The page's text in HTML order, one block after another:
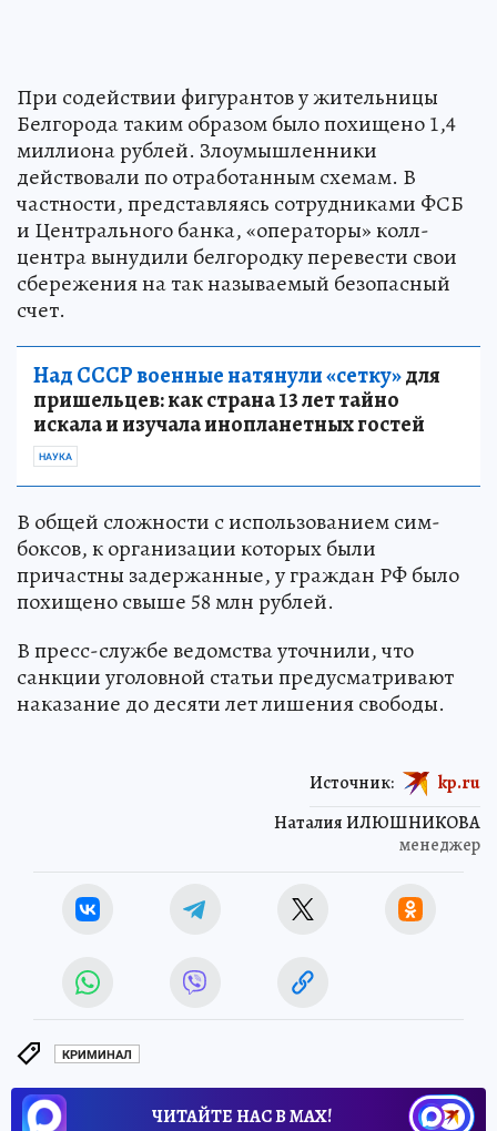
При содействии фигурантов у жительницы
Белгорода таким образом было похищено 1,4
миллиона рублей. Злоумышленники
действовали по отработанным схемам. В
частности, представляясь сотрудниками ФСБ
и Центрального банка, «операторы» колл-
центра вынудили белгородку перевести свои
сбережения на так называемый безопасный
счет.
Над СССР военные натянули «сетку»для
пришельцев: как страна 13 лет тайно
искала и изучала инопланетных гостей
НАУКА
В общей сложности с использованием сим-
боксов, к организации которых были
причастны задержанные, у граждан РФ было
похищено свыше 58 млн рублей.
В пресс-службе ведомства уточнили, что
санкции уголовной статьи предусматривают
наказание до десяти лет лишения свободы.
Наталия ИЛЮШНИКОВА
менеджер
Источник: kp.ru
КРИМИНАЛ
ЧИТАЙТЕ НАС В МАХ!